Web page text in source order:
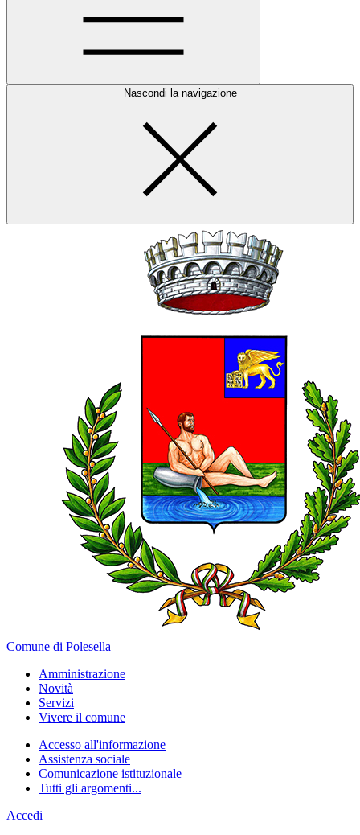
Nascondi la navigazione
Comune di Polesella
Amministrazione
Novità
Servizi
Vivere il comune
Accesso all'informazione
Assistenza sociale
Comunicazione istituzionale
Tutti gli argomenti...
Accedi